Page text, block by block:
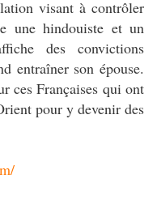
visant à contrôler
une hindouiste et un
des convictions
entraîner son épouse.
ces Françaises qui ont
pour y devenir des